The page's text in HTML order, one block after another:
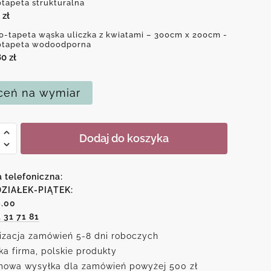
strukturalna
zł
tapeta wąska uliczka z kwiatami – 300cm x 200cm -
wodoodporna
zł
na wymiar
Dodaj do koszyka
telefoniczna:
PIĄTEK:
71 81
zamówień 5-8 dni roboczych
firma, polskie produkty
wysyłka dla zamówień powyżej 500 zł